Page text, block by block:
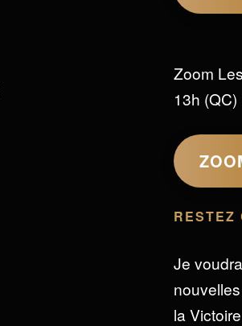
Zoom
13h (QC)
RESTEZ
Je
la